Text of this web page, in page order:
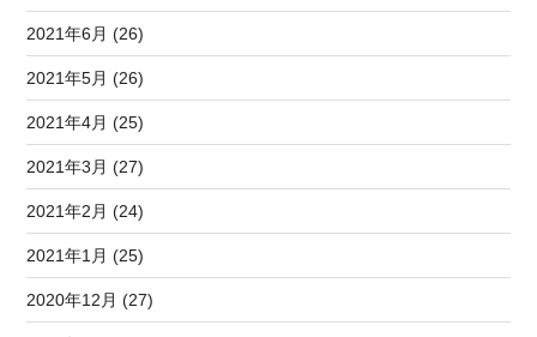
2021年6月 (26)
2021年5月 (26)
2021年4月 (25)
2021年3月 (27)
2021年2月 (24)
2021年1月 (25)
2020年12月 (27)